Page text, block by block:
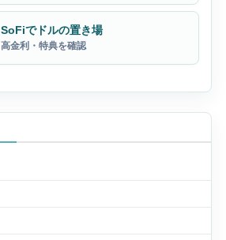
SoFiでドルの置き場
高金利・特典を確認